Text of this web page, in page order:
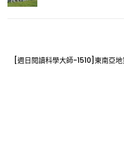
[週日閱讀科學大師-1510]東南亞